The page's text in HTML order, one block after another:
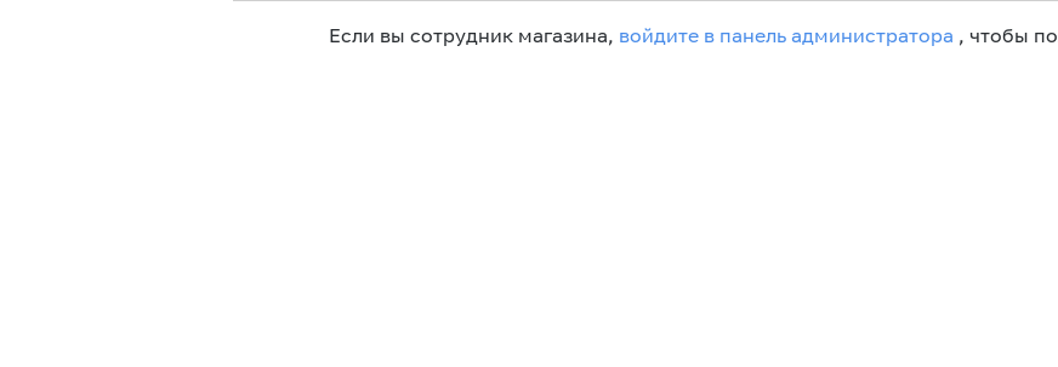
Если вы сотрудник магазина, войдите в панель администратора , чтобы